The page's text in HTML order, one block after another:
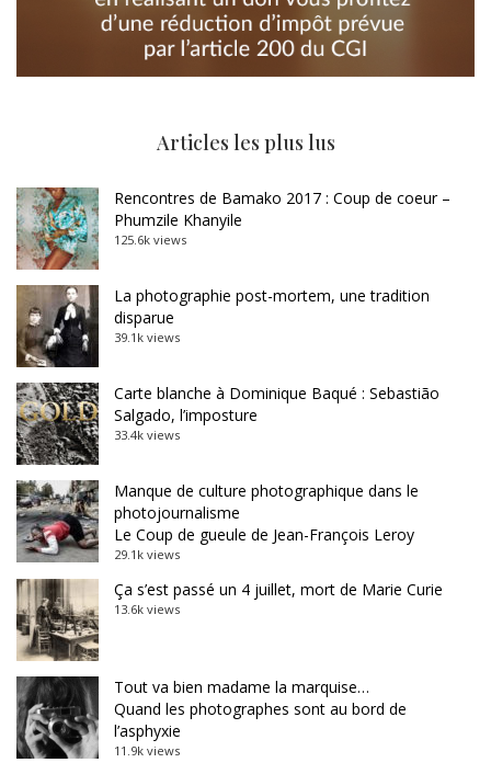
Articles les plus lus
Rencontres de Bamako 2017 : Coup de coeur –
Phumzile Khanyile
125.6k views
La photographie post-mortem, une tradition
disparue
39.1k views
Carte blanche à Dominique Baqué : Sebastião
Salgado, l’imposture
33.4k views
Manque de culture photographique dans le
photojournalisme
Le Coup de gueule de Jean-François Leroy
29.1k views
Ça s’est passé un 4 juillet, mort de Marie Curie
13.6k views
Tout va bien madame la marquise…
Quand les photographes sont au bord de
l’asphyxie
11.9k views